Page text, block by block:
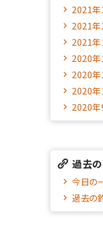
2021年
2021年
2021年
2020年
2020年
2020年
2020年
過去
今日の
過去の